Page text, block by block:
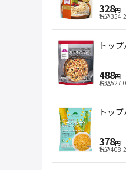
328円
税込
トッ
488円
税込
トッ
378円
税込